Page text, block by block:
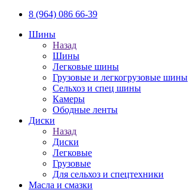
8 (964) 086 66-39
Шины
Назад
Шины
Легковые шины
Грузовые и легкогрузовые шины
Сельхоз и спец шины
Камеры
Ободные ленты
Диски
Назад
Диски
Легковые
Грузовые
Для сельхоз и спецтехники
Масла и смазки